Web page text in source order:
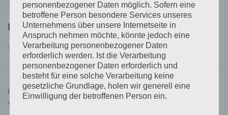
Published byCéline Kunz
View all posts by Céline Kunz
Beitragsnavigation
Chorprobe Sing and Swing
16. April 2024
personenbezogener Daten möglich. Sofern eine
betroffene Person besondere Services unseres
Unternehmens über unsere Internetseite in
Anspruch nehmen möchte, könnte jedoch eine
Verarbeitung personenbezogener Daten
erforderlich werden. Ist die Verarbeitung
personenbezogener Daten erforderlich und
besteht für eine solche Verarbeitung keine
gesetzliche Grundlage, holen wir generell eine
Einwilligung der betroffenen Person ein.